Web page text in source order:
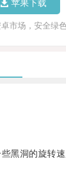
苹果下载
市场，安全绿
洞的旋转速